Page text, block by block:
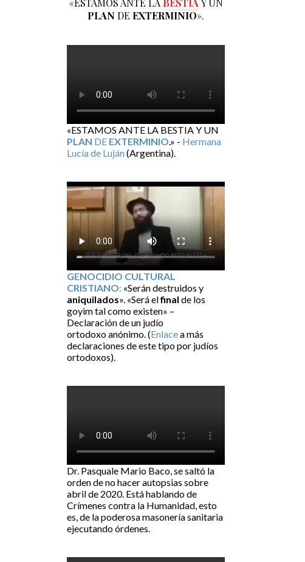
«ESTAMOS ANTE LA BESTIA Y UN
PLAN DE EXTERMINIO».
«ESTAMOS ANTE LA BESTIA Y UN
PLAN DE EXTERMINIO.» - Hermana
Lucía de Luján(Argentina).
GENOCIDIO CULTURAL
CRISTIANO: «Serán destruidos y
aniquilados». «Será elfinal de los
goyim tal como existen» –
Declaración de un judío
ortodoxo anónimo. (Enlacea más
declaraciones de este tipo por judíos
ortodoxos).
Dr. Pasquale Mario Baco, se saltó la
orden de no hacer autopsias sobre
abril de 2020. Está hablando de
Crímenes contra la Humanidad, esto
es, de la poderosa masonería sanitaria
ejecutando órdenes.